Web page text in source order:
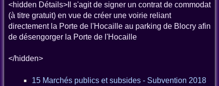
<hidden Détails>Il s'agit de signer un contrat de commodat
(à titre gratuit) en vue de créer une voirie reliant
directement la Porte de l'Hocaille au parking de Blocry afin
de désengorger la Porte de l'Hocaille
</hidden>
15 Marchés publics et subsides - Subvention 2018